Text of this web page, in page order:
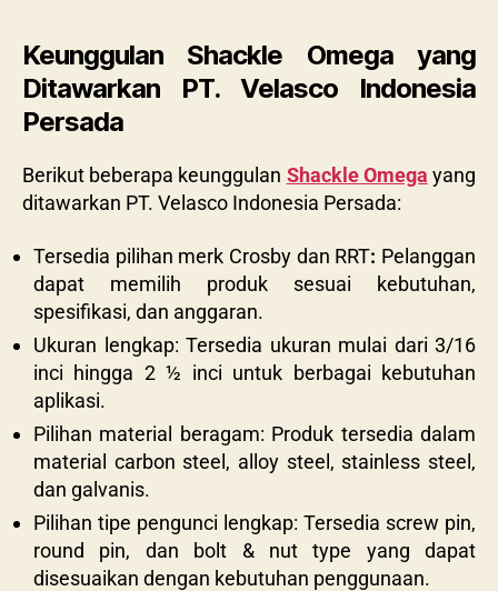
Keunggulan Shackle Omega yang
Ditawarkan PT. Velasco Indonesia
Persada
Berikut beberapa keunggulan Shackle Omega yang
ditawarkan PT. Velasco Indonesia Persada:
Tersedia pilihan merk Crosby dan RRT: Pelanggan
dapat memilih produk sesuai kebutuhan,
spesifikasi, dan anggaran.
Ukuran lengkap: Tersedia ukuran mulai dari 3/16
inci hingga 2 ½ inci untuk berbagai kebutuhan
aplikasi.
Pilihan material beragam: Produk tersedia dalam
material carbon steel, alloy steel, stainless steel,
dan galvanis.
Pilihan tipe pengunci lengkap: Tersedia screw pin,
round pin, dan bolt & nut type yang dapat
disesuaikan dengan kebutuhan penggunaan.